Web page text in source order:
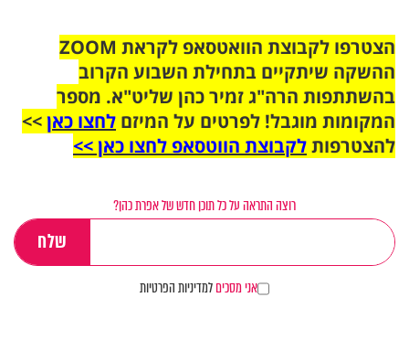
הצטרפו לקבוצת הוואטסאפ לקראת ZOOM
ההשקה שיתקיים בתחילת השבוע הקרוב
בהשתתפות הרה"ג זמיר כהן שליט"א. מספר
המקומות מוגבל! לפרטים על המיזם לחצו כאן>>
להצטרפותלקבוצת הווטסאפ לחצו כאן >>
רוצה התראה על כל תוכן חדש של אפרת כהן?
אני מסכיםלמדיניות הפרטיות